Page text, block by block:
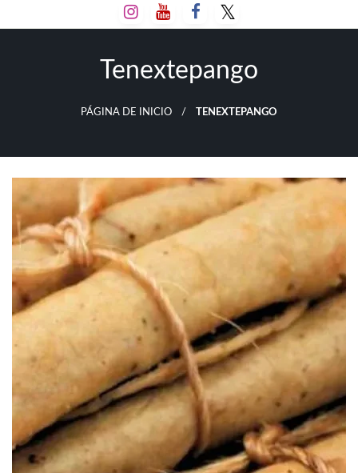
al
Tenextepango
PÁGINA DE INICIO TENEXTEPANGO